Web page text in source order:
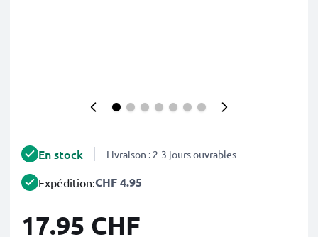
En stock Livraison : 2-3 jours ouvrables
Expédition:CHF 4.95
17.95 CHF